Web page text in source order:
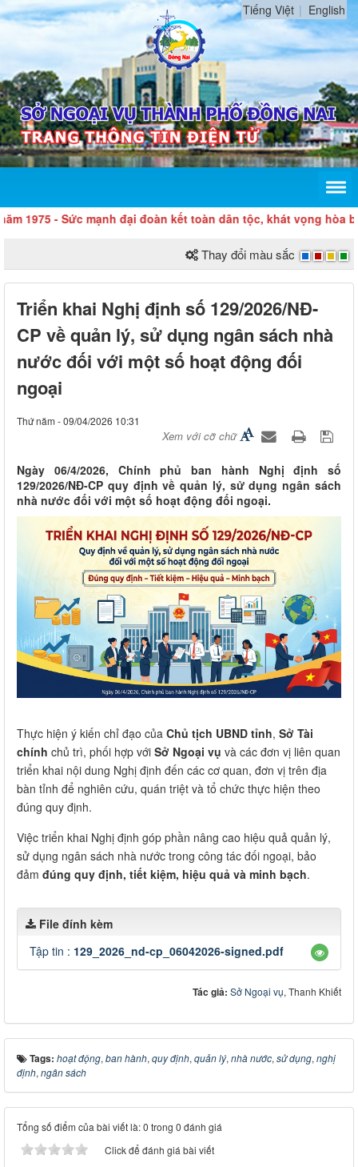
Tiếng Việt English
- Sức mạnh đại đoàn kết toàn dân tộc, khát vọng hòa
Thay đổi màu sắc
Triển khai Nghị định số 129/2026/NĐ-
CP về quản lý, sử dụng ngân sách nhà
nước đối với một số hoạt động đối
ngoại
Thứ năm - 09/04/2026 10:31
Xem với cỡ chữ
Ngày 06/4/2026, Chính phủ ban hành Nghị định số
129/2026/NĐ-CP quy định về quản lý, sử dụng ngân sách
nhà nước đối với một số hoạt động đối ngoại.
Thực hiện ý kiến chỉ đạo của Chủ tịch UBND tỉnh, Sở Tài
chính chủ trì, phối hợp với Sở Ngoại vụ và các đơn vị liên quan
triển khai nội dung Nghị định đến các cơ quan, đơn vị trên địa
bàn tỉnh để nghiên cứu, quán triệt và tổ chức thực hiện theo
đúng quy định.
Việc triển khai Nghị định góp phần nâng cao hiệu quả quản lý,
sử dụng ngân sách nhà nước trong công tác đối ngoại, bảo
đảm đúng quy định, tiết kiệm, hiệu quả và minh bạch.
File đính kèm
Tập tin : 129_2026_nd-cp_06042026-signed.pdf
Tác giả: Sở Ngoại vụ, Thanh Khiết
Tags: hoạt động, ban hành, quy định, quản lý, nhà nước, sử dụng, nghị
định, ngân sách
Tổng số điểm của bài viết là: 0 trong 0 đánh giá
Click để đánh giá bài viết